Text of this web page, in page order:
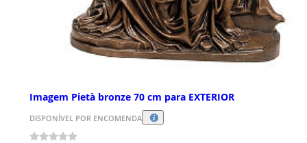
Imagem Pietà bronze 70 cm para EXTERIOR
DISPONÍVEL POR ENCOMENDA